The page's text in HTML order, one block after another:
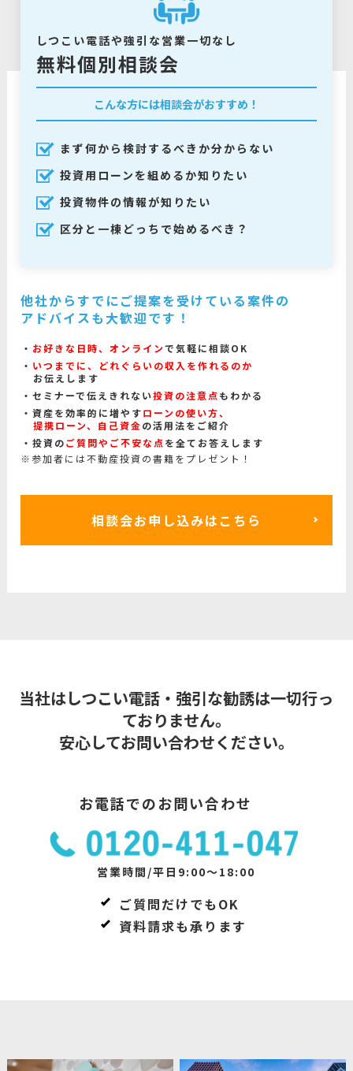
しつこい電話や強引な営業一切なし
無料個別相談会
こんな方には相談会がおすすめ！
まず何から検討するべきか分からない
投資用ローンを組めるか知りたい
投資物件の情報が知りたい
区分と一棟どっちで始めるべき？
他社からすでにご提案を受けている案件の
アドバイスも大歓迎です！
お好きな日時、オンラインで気軽に相談OK
いつまでに、どれぐらいの収入を作れるのか
お伝えします
セミナーで伝えきれない投資の注意点 もわかる
資産を効率的に増やすローンの使い方、
提携ローン、自己資金の活用法をご紹介
投資のご質問やご不安な点 を全てお答えします
※参加者には不動産投資の書籍をプレゼント！
相談会お申し込みはこちら
当社はしつこい電話・強引な勧誘は一切行っ
ておりません。
安心してお問い合わせください。
お電話でのお問い合わせ
営業時間/平日9:00～18:00
ご質問だけでもOK
資料請求も承ります